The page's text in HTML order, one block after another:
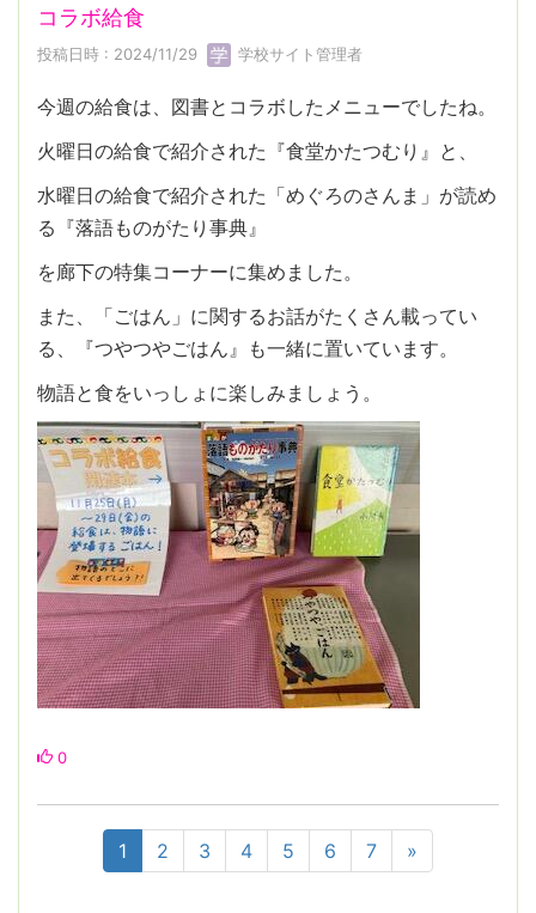
コラボ給食
投稿日時 : 2024/11/29 学校サイト管理者
今週の給食は、図書とコラボしたメニューでしたね。
火曜日の給食で紹介された『食堂かたつむり』と、
水曜日の給食で紹介された「めぐろのさんま」が読め
る『落語ものがたり事典』
を廊下の特集コーナーに集めました。
また、「ごはん」に関するお話がたくさん載ってい
る、『つやつやごはん』も一緒に置いています。
物語と食をいっしょに楽しみましょう。
0
1 2 3 4 5 6 7 »